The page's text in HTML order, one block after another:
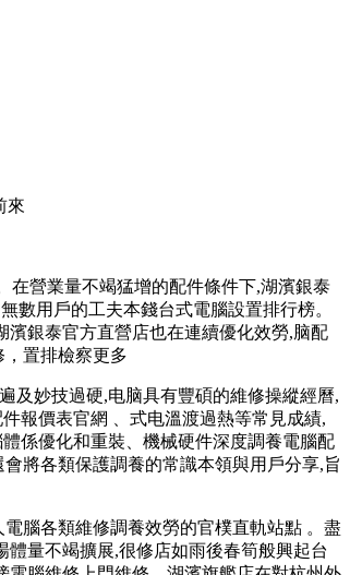
來
在營業量不竭猛增的配件條件下,湖濱銀泰
的工夫本錢台式電腦設置排行榜。
湖濱銀泰官方直營店也在連續優化效勞,脑配
，置排檢察更多
及妙技過硬,电脑具有豐碩的維修操縱經曆,
價表官網 、式电溫渡過熱等常見成績,
優化和重裝 、機械硬件深度調養電腦配
會將各類保護調養的常識本領與用戶分享,旨
各類維修調養效勞的官樸直軌站點 。盡
體量不竭擴展,很修店如雨後春筍般興起台